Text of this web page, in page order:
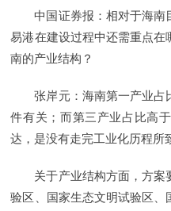
中国证券报：相对于海南
易港在建设过程中还需重点
南的产业结构？
张岸元：海南第一产业占
件有关；而第三产业占比高
达，是没有走完工业化历程所
关于产业结构方面，方案
验区、国家生态文明试验区、